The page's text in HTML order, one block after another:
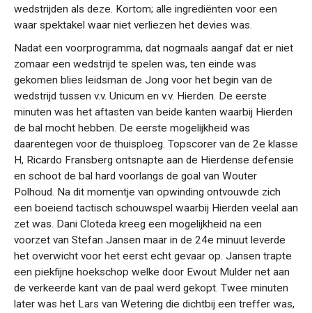
wedstrijden als deze. Kortom; alle ingrediënten voor een
waar spektakel waar niet verliezen het devies was.
Nadat een voorprogramma, dat nogmaals aangaf dat er niet
zomaar een wedstrijd te spelen was, ten einde was
gekomen blies leidsman de Jong voor het begin van de
wedstrijd tussen v.v. Unicum en v.v. Hierden. De eerste
minuten was het aftasten van beide kanten waarbij Hierden
de bal mocht hebben. De eerste mogelijkheid was
daarentegen voor de thuisploeg. Topscorer van de 2e klasse
H, Ricardo Fransberg ontsnapte aan de Hierdense defensie
en schoot de bal hard voorlangs de goal van Wouter
Polhoud. Na dit momentje van opwinding ontvouwde zich
een boeiend tactisch schouwspel waarbij Hierden veelal aan
zet was. Dani Cloteda kreeg een mogelijkheid na een
voorzet van Stefan Jansen maar in de 24e minuut leverde
het overwicht voor het eerst echt gevaar op. Jansen trapte
een piekfijne hoekschop welke door Ewout Mulder net aan
de verkeerde kant van de paal werd gekopt. Twee minuten
later was het Lars van Wetering die dichtbij een treffer was,